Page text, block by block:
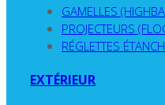
GAMELLES
PROJECTEURS
RÉGLETTES
EXTÉRIEUR